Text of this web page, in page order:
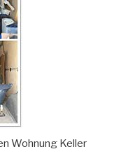
Wohnung Keller